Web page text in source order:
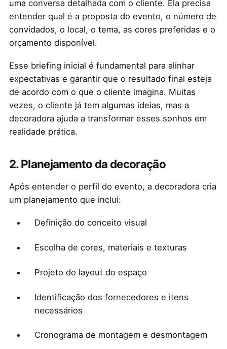
uma conversa detalhada com o cliente. Ela precisa
entender qual é a proposta do evento, o número de
convidados, o local, o tema, as cores preferidas e o
orçamento disponível.
Esse briefing inicial é fundamental para alinhar
expectativas e garantir que o resultado final esteja
de acordo com o que o cliente imagina. Muitas
vezes, o cliente já tem algumas ideias, mas a
decoradora ajuda a transformar esses sonhos em
realidade prática.
2.Planejamento da decoração
Após entender o perfil do evento, a decoradora cria
um planejamento que inclui:
Definição do conceito visual
Escolha de cores, materiais e texturas
Projeto do layout do espaço
Identificação dos fornecedores e itens
necessários
Cronograma de montagem e desmontagem